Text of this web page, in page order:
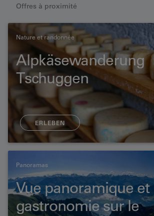
Offres à proximité
Nature et randonnée
Alpkäsewanderung
Tschuggen
ERLEBEN
Panoramas
Vue panoramique et
gastronomie sur le